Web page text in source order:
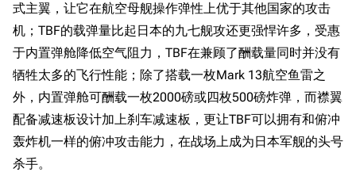
式主翼，让它在航空母舰操作弹性上优于其他国家的攻击
机；TBF的载弹量比起日本的九七舰攻还更强悍许多，受惠
于内置弹舱降低空气阻力，TBF在兼顾了酬载量同时并没有
牺牲太多的飞行性能；除了搭载一枚Mark 13航空鱼雷之
外，内置弹舱可酬载一枚2000磅或四枚500磅炸弹，而襟翼
配备减速板设计加上刹车减速板，更让TBF可以拥有和俯冲
轰炸机一样的俯冲攻击能力，在战场上成为日本军舰的头号
杀手。